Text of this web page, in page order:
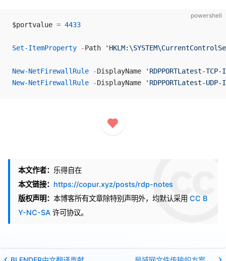
powershell
$portvalue = 4433
Set-ItemProperty -Path
New-NetFirewallRule -DisplayName
'RDPPORTLatest-
New-NetFirewallRule -DisplayName 'RDPPORTLatest-
本文作者： 乐得自在
本文链接： https://copur.xyz/posts/rdp-notes
版权声明： 本博客所有文章除特别声明外，均默认采用 CC B
Y-NC-SA 许可协议。